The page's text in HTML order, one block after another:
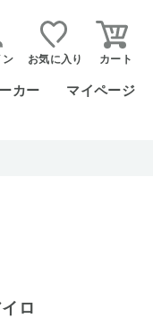
ン お気に入り カート
カー マイページ
ロ